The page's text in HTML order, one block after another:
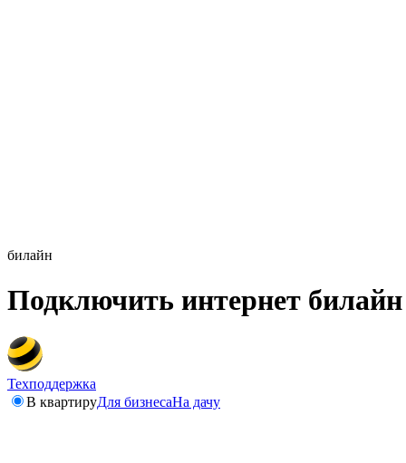
билайн
Подключить интернет
Техподдержка
В квартируДля бизнесаНа дачу